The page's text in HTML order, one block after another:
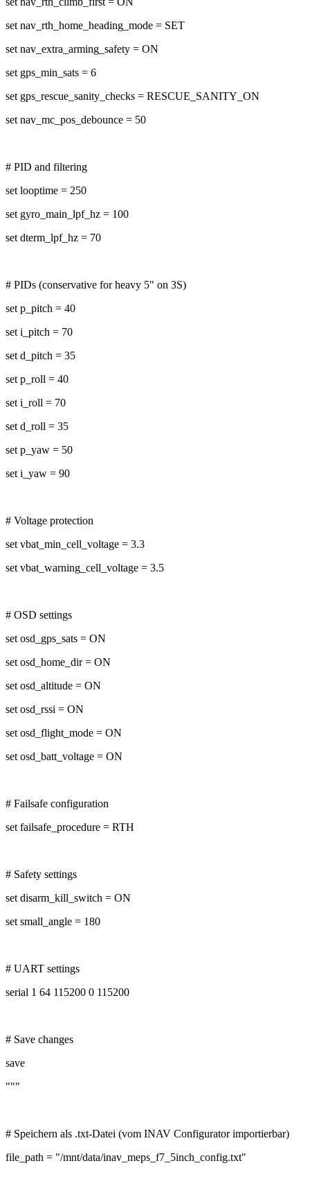
set nav_rth_home_heading_mode = SET
set nav_extra_arming_safety = ON
set gps_min_sats = 6
set gps_rescue_sanity_checks = RESCUE_SANITY_ON
set nav_mc_pos_debounce = 50
# PID and filtering
set looptime = 250
set gyro_main_lpf_hz = 100
set dterm_lpf_hz = 70
# PIDs (conservative for heavy 5" on 3S)
set p_pitch = 40
set i_pitch = 70
set d_pitch = 35
set p_roll = 40
set i_roll = 70
set d_roll = 35
set p_yaw = 50
set i_yaw = 90
# Voltage protection
set vbat_min_cell_voltage = 3.3
set vbat_warning_cell_voltage = 3.5
# OSD settings
set osd_gps_sats = ON
set osd_home_dir = ON
set osd_altitude = ON
set osd_rssi = ON
set osd_flight_mode = ON
set osd_batt_voltage = ON
# Failsafe configuration
set failsafe_procedure = RTH
# Safety settings
set disarm_kill_switch = ON
set small_angle = 180
# UART settings
serial 1 64 115200 0 115200
# Save changes
save
"""
# Speichern als .txt-Datei (vom INAV Configurator importierbar)
file_path = "/mnt/data/inav_meps_f7_5inch_config.txt"